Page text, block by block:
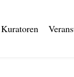
Kuratoren